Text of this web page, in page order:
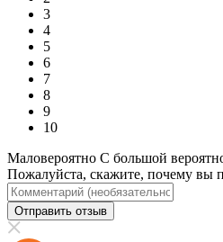
3
4
5
6
7
8
9
10
Маловероятно С большой
Пожалуйста, скажите, почему вы
Отправить отзыв